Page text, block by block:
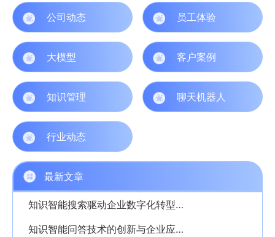
公司动态 员工体验
大模型 客户案例
知识管理 聊天机器人
行业动态
最新文章
知识智能搜索驱动企业数字化转型的关键引擎
知识智能问答技术的创新与企业应用前景探析